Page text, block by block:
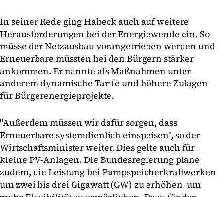
In seiner Rede ging Habeck auch auf weitere
Herausforderungen bei der Energiewende ein. So
müsse der Netzausbau vorangetrieben werden und
Erneuerbare müssten bei den Bürgern stärker
ankommen. Er nannte als Maßnahmen unter
anderem dynamische Tarife und höhere Zulagen
für Bürgerenergieprojekte.
"Außerdem müssen wir dafür sorgen, dass
Erneuerbare systemdienlich einspeisen", so der
Wirtschaftsminister weiter. Dies gelte auch für
kleine PV-Anlagen. Die Bundesregierung plane
zudem, die Leistung bei Pumpspeicherkraftwerken
um zwei bis drei Gigawatt (GW) zu erhöhen, um